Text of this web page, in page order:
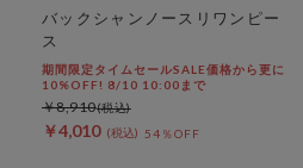
バックシャンノースリワンピー
ス
期間限定タイムセールSALE価格から更に
10%OFF! 8/10 10:00まで
￥4,010 54％OFF
￥8,910